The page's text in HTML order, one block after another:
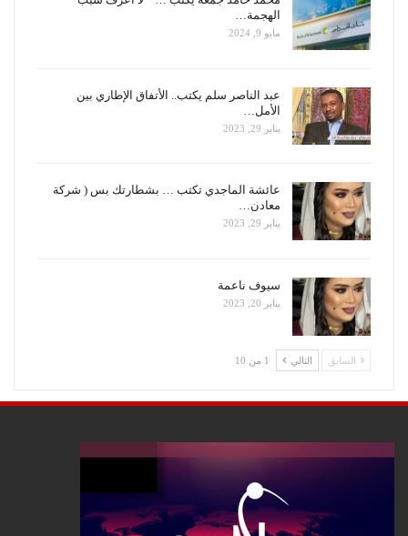
الهجمة…
مايو 9, 2024
عبد الناصر سلم يكتب.. الأتفاق الإطاري بين
الأمل…
يناير 29, 2023
عائشة الماجدي تكتب … بشطارتك بس ( شركة
معادن…
يناير 29, 2023
سيوف ناعمة
يناير 20, 2023
السابق التالي 1 من 10